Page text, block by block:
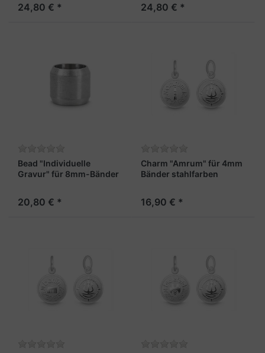
24,80 € * 24,80 € *
Bead "Individuelle
Gravur" für 8mm-Bänder
20,80 € *
Charm "Amrum" für 4mm
Bänder stahlfarben
16,90 € *